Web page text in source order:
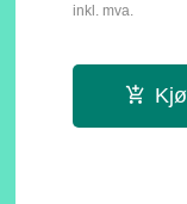
inkl. mva.